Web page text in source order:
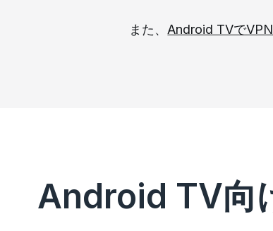
また、 Android TVで
Android TV向